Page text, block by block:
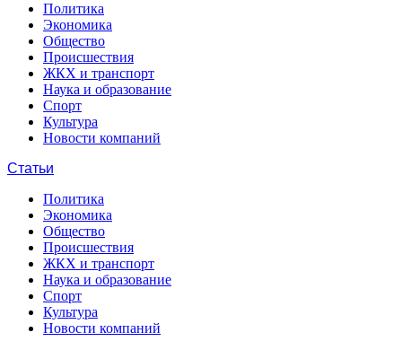
Политика
Экономика
Общество
Происшествия
ЖКХ и транспорт
Наука и образование
Спорт
Культура
Новости компаний
Статьи
Политика
Экономика
Общество
Происшествия
ЖКХ и транспорт
Наука и образование
Спорт
Культура
Новости компаний